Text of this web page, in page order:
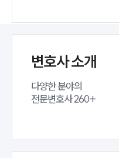
변호사 소개
다양한 분야의
전문변호사 260+